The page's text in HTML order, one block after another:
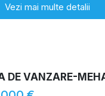
Vezi mai multe detalii
DE VANZARE-